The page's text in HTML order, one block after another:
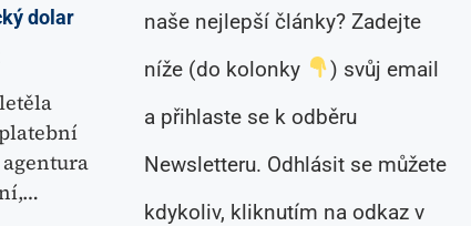
dolar
naše nejlepší články? Zadejte
níže (do kolonky
) svůj email
a přihlaste se k odběru
Newsletteru. Odhlásit se můžete
kdykoliv, kliknutím na odkaz v